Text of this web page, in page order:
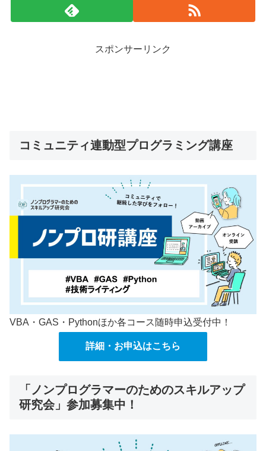
スポンサーリンク
コミュニティ連動型プログラミング講座
VBA・GAS・Pythonほか各コース随時申込受付中！
詳細・お申込はこちら
「ノンプログラマーのためのスキルアップ
研究会」参加募集中！